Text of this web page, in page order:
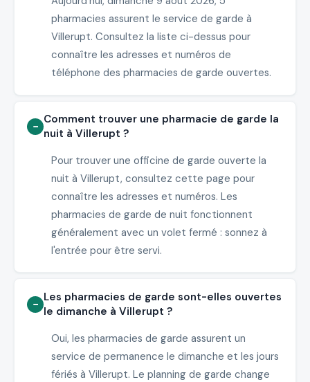
pharmacies assurent le service de garde à
Villerupt. Consultez la liste ci-dessus pour
connaître les adresses et numéros de
téléphone des pharmacies de garde ouvertes.
Comment trouver une pharmacie de garde la
nuit à Villerupt ?
Pour trouver une officine de garde ouverte la
nuit à Villerupt, consultez cette page pour
connaître les adresses et numéros. Les
pharmacies de garde de nuit fonctionnent
généralement avec un volet fermé : sonnez à
l'entrée pour être servi.
Les pharmacies de garde sont-elles ouvertes
le dimanche à Villerupt ?
Oui, les pharmacies de garde assurent un
service de permanence le dimanche et les jours
fériés à Villerupt. Le planning de garde change